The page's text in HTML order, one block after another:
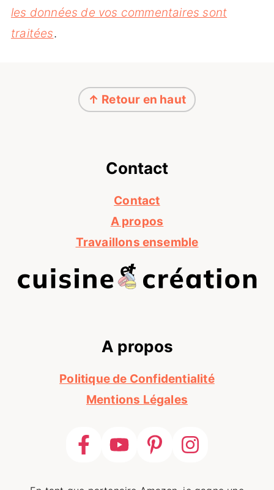
les données de vos commentaires sont
traitées.
↑ Retour en haut
Contact
Contact
A propos
Travaillons ensemble
A propos
Politique de Confidentialité
Mentions Légales